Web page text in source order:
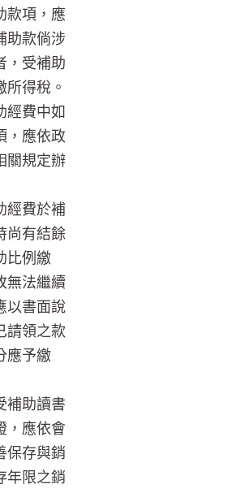
款項，應
助款倘涉
，受補助
所得稅。
經費中如
，應依政
關規定辦
經費於補
尚有結餘
比例繳
無法繼續
以書面說
請領之款
應予繳
補助讀書
，應依會
保存與銷
年限之銷